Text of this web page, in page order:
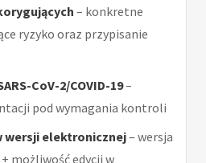
– konkretne
ryzyko oraz przypisanie
CoV-2/COVID-19–
pod wymagania kontroli
wersji elektronicznej– wersja
możliwość edycji w